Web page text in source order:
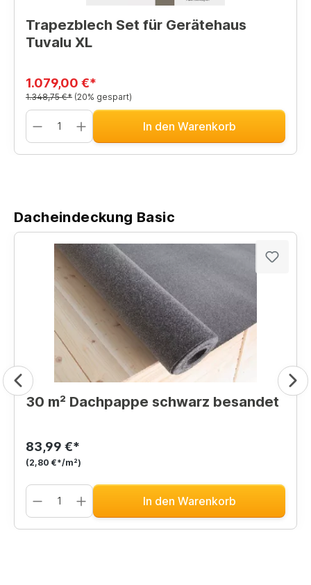
Trapezblech Set für Gerätehaus
Tuvalu XL
1.079,00 €*
1.348,75 €* (20% gespart)
In den Warenkorb
Dacheindeckung Basic
30 m² Dachpappe schwarz besandet
83,99 €*
(2,80 €*/m²)
In den Warenkorb